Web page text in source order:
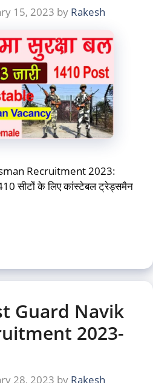
15, 2023 by Rakesh
Recruitment 2023:
सीटों के लिए कांस्टेबल ट्रेड्समैन
Guard Navik
2023-
28, 2023 by Rakesh